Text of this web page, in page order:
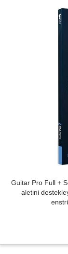
Guitar Pro Full +
aletini